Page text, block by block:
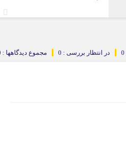
مجموع دیدگاهها : 0 در انتظار بررسی : 0